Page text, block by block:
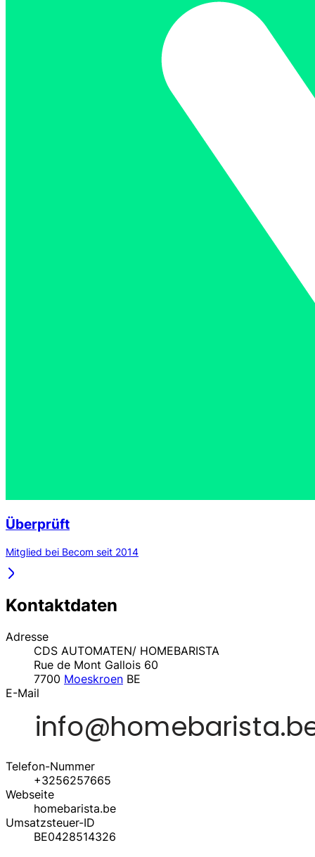
Überprüft
Mitglied bei Becom seit 2014
Kontaktdaten
Adresse
CDS AUTOMATEN/ HOMEBARISTA
Rue de Mont Gallois 60
7700 Moeskroen BE
E-Mail
Telefon-Nummer
+3256257665
Webseite
homebarista.be
Umsatzsteuer-ID
BE0428514326